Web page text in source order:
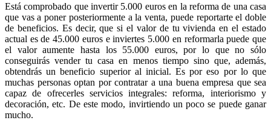
Está comprobado que invertir 5.000 euros en la reforma de una casa
que vas a poner posteriormente a la venta, puede reportarte el doble
de beneficios. Es decir, que si el valor de tu vivienda en el estado
actual es de 45.000 euros e inviertes 5.000 en reformarla puede que
el valor aumente hasta los 55.000 euros, por lo que no sólo
conseguirás vender tu casa en menos tiempo sino que, además,
obtendrás un beneficio superior al inicial. Es por eso por lo que
muchas personas optan por contratar a una buena empresa que sea
capaz de ofrecerles servicios integrales: reforma, interiorismo y
decoración, etc. De este modo, invirtiendo un poco se puede ganar
mucho.